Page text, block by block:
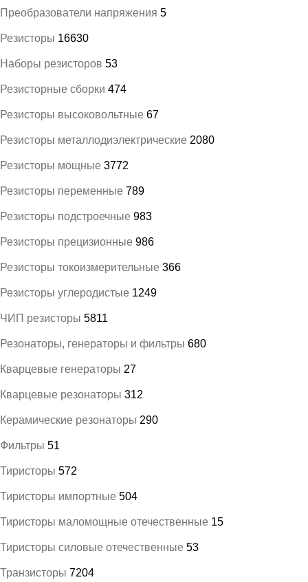
Преобразователи напряжения 5
Резисторы 16630
Наборы резисторов 53
Резисторные сборки 474
Резисторы высоковольтные 67
Резисторы металлодиэлектрические 2080
Резисторы мощные 3772
Резисторы переменные 789
Резисторы подстроечные 983
Резисторы прецизионные 986
Резисторы токоизмерительные 366
Резисторы углеродистые 1249
ЧИП резисторы 5811
Резонаторы, генераторы и фильтры 680
Кварцевые генераторы 27
Кварцевые резонаторы 312
Керамические резонаторы 290
Фильтры 51
Тиристоры 572
Тиристоры импортные 504
Тиристоры маломощные отечественные 15
Тиристоры силовые отечественные 53
Транзисторы 7204